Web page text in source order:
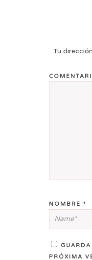
Tu
NOMBRE *
PRÓXIMA